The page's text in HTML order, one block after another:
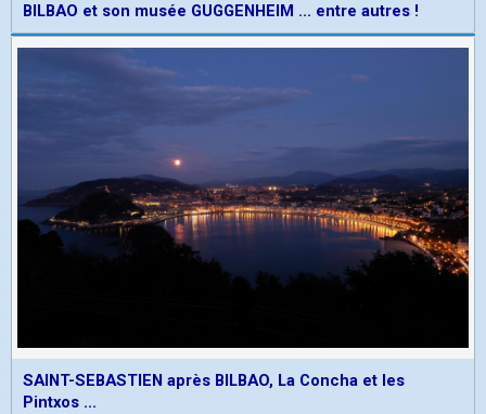
BILBAO et son musée GUGGENHEIM ... entre autres !
SAINT-SEBASTIEN après BILBAO, La Concha et les
Pintxos ...